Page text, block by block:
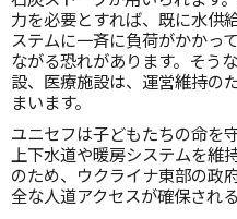
力を必要とすれば、既に水供
ステムに一斉に負荷がかかっ
ながる恐れがあります。そう
設、医療施設は、運営維持の
まいます。
ユニセフは子どもたちの命を
上下水道や暖房システムを維
のため、ウクライナ東部の政
全な人道アクセスが確保され